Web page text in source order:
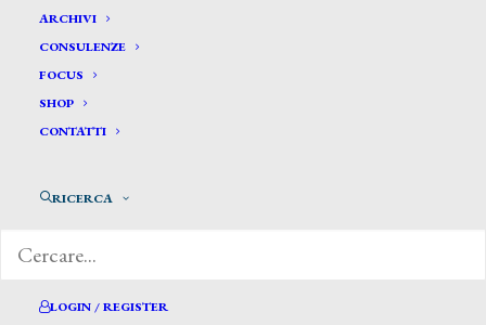
ARCHIVI
CONSULENZE
FOCUS
SHOP
CONTATTI
RICERCA
LOGIN / REGISTER
Barbedienne Ferdinand